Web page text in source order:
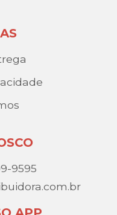
9595